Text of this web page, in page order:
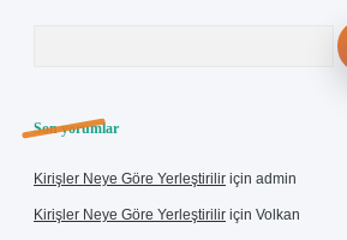
Son yorumlar
Kirişler Neye Göre Yerleştirilir için admin
Kirişler Neye Göre Yerleştirilir için Volkan